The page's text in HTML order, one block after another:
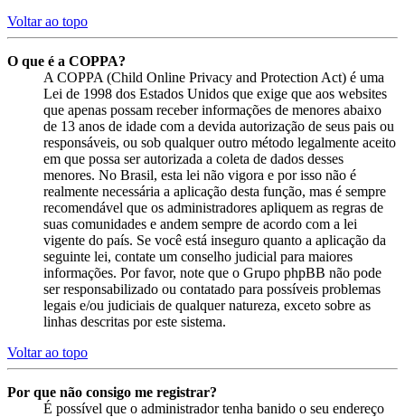
Voltar ao topo
O que é a COPPA?
A COPPA (Child Online Privacy and Protection Act) é uma
Lei de 1998 dos Estados Unidos que exige que aos websites
que apenas possam receber informações de menores abaixo
de 13 anos de idade com a devida autorização de seus pais ou
responsáveis, ou sob qualquer outro método legalmente aceito
em que possa ser autorizada a coleta de dados desses
menores. No Brasil, esta lei não vigora e por isso não é
realmente necessária a aplicação desta função, mas é sempre
recomendável que os administradores apliquem as regras de
suas comunidades e andem sempre de acordo com a lei
vigente do país. Se você está inseguro quanto a aplicação da
seguinte lei, contate um conselho judicial para maiores
informações. Por favor, note que o Grupo phpBB não pode
ser responsabilizado ou contatado para possíveis problemas
legais e/ou judiciais de qualquer natureza, exceto sobre as
linhas descritas por este sistema.
Voltar ao topo
Por que não consigo me registrar?
É possível que o administrador tenha banido o seu endereço